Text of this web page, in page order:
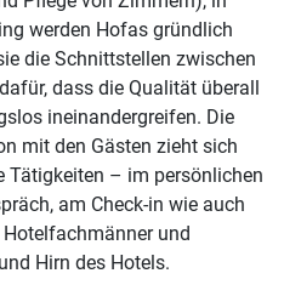
werden Hofas gründlich
die Schnittstellen zwischen
dass die Qualität überall
ineinandergreifen. Die
mit den Gästen zieht sich
Tätigkeiten – im persönlichen
am Check-in wie auch
und
Hirn des Hotels.